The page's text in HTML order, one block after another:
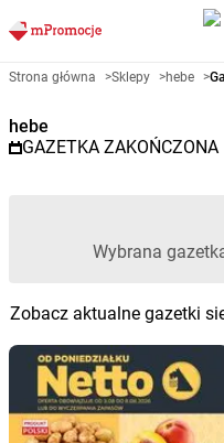
Gazetka
Strona główna >Sklepy >hebe >
hebe
GAZETKA ZAKOŃCZONA
Wybrana
Zobacz aktualne gazetki